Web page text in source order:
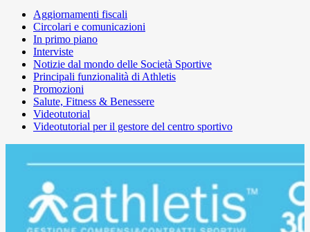
Aggiornamenti fiscali
Circolari e comunicazioni
In primo piano
Interviste
Notizie dal mondo delle Società Sportive
Principali funzionalità di Athletis
Promozioni
Salute, Fitness & Benessere
Videotutorial
Videotutorial per il gestore del centro sportivo